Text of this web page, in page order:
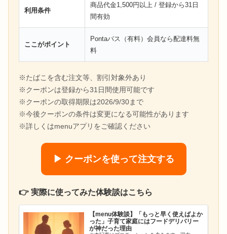
利用条件
商品代金1,500円以上 / 登録から31日
間有効
ここがポイント
Pontaパス（有料）会員なら配達料無
料
※たばこを含む注文等、割引対象外あり
※クーポンは登録から31日間使用可能です
※クーポンの取得期限は2026/9/30まで
※今後クーポンの条件は変更になる可能性があります
※詳しくはmenuアプリをご確認ください
▶ クーポンを使って注文する
👉 実際に使ってみた体験談はこちら
【menu体験談】「もっと早く使えばよか
った」子育て家庭にはフードデリバリー
が神だった理由